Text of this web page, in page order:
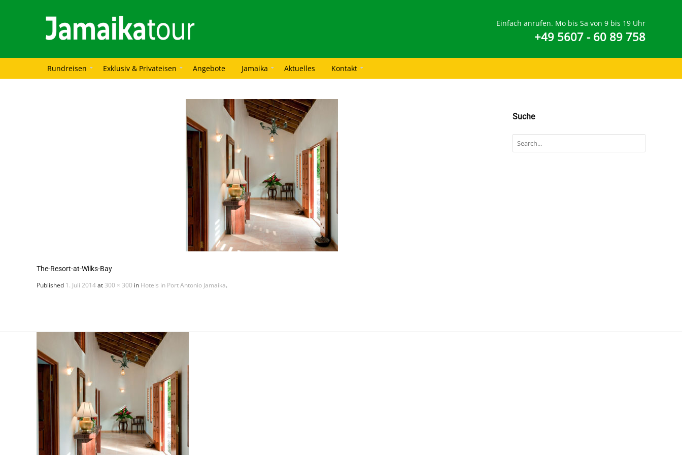
Einfach anrufen. Mo bis Sa von 9 bis 19 Uhr
+49 5607 - 60 89 758
Rundreisen Exklusiv & Privateisen Angebote Jamaika Aktuelles Kontakt
The-Resort-at-Wilks-Bay
Published 1. Juli 2014at 300 × 300 in Hotels in Port Antonio Jamaika.
Suche